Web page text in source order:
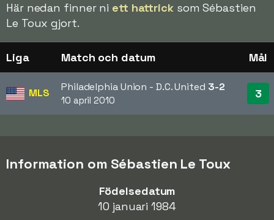
Här nedan finner ni ett hattricksom Sébastien
Le Toux gjort.
Liga Match och datum Mål
MLS Philadelphia Union - D.C. United 3-2
10 april 2010 3
Information om Sébastien Le Toux
Födelsedatum
10 januari 1984